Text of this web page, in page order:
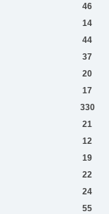
46
14
44
37
20
17
330
21
12
19
22
24
55